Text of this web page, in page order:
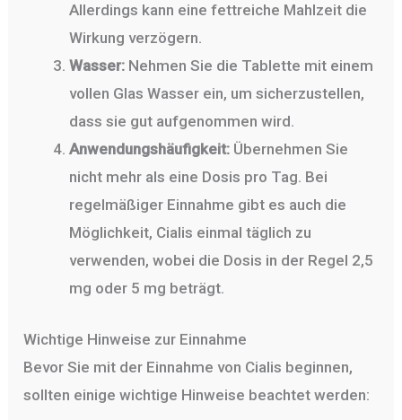
Allerdings kann eine fettreiche Mahlzeit die
Wirkung verzögern.
Wasser: Nehmen Sie die Tablette mit einem
vollen Glas Wasser ein, um sicherzustellen,
dass sie gut aufgenommen wird.
Anwendungshäufigkeit: Übernehmen Sie
nicht mehr als eine Dosis pro Tag. Bei
regelmäßiger Einnahme gibt es auch die
Möglichkeit, Cialis einmal täglich zu
verwenden, wobei die Dosis in der Regel 2,5
mg oder 5 mg beträgt.
Wichtige Hinweise zur Einnahme
Bevor Sie mit der Einnahme von Cialis beginnen,
sollten einige wichtige Hinweise beachtet werden: